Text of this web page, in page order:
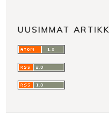
UUSIMMAT